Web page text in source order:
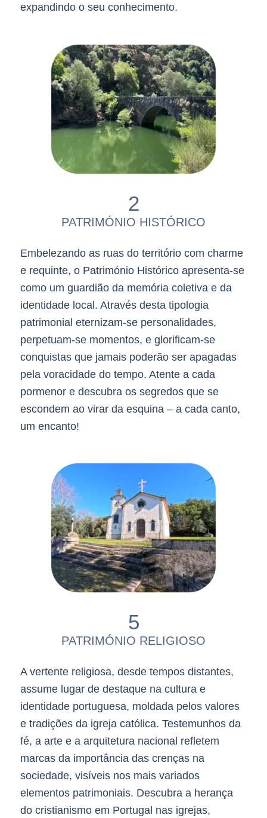
expandindo o seu conhecimento.
2
PATRIMÓNIO HISTÓRICO
Embelezando as ruas do território com charme
e requinte, o Património Histórico apresenta-se
como um guardião da memória coletiva e da
identidade local. Através desta tipologia
patrimonial eternizam-se personalidades,
perpetuam-se momentos, e glorificam-se
conquistas que jamais poderão ser apagadas
pela voracidade do tempo. Atente a cada
pormenor e descubra os segredos que se
escondem ao virar da esquina – a cada canto,
um encanto!
5
PATRIMÓNIO RELIGIOSO
A vertente religiosa, desde tempos distantes,
assume lugar de destaque na cultura e
identidade portuguesa, moldada pelos valores
e tradições da igreja católica. Testemunhos da
fé, a arte e a arquitetura nacional refletem
marcas da importância das crenças na
sociedade, visíveis nos mais variados
elementos patrimoniais. Descubra a herança
do cristianismo em Portugal nas igrejas,